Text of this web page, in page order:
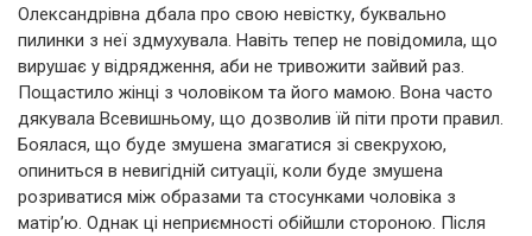
Олександрівна дбала про свою невістку, буквально
пилинки з неї здмухувала. Навіть тепер не повідомила, що
вирушає у відрядження, аби не тривожити зайвий раз.
Пощастило жінці з чоловіком та його мамою. Вона часто
дякувала Всевишньому, що дозволив їй піти проти правил.
Боялася, що буде змушена змагатися зі свекрухою,
опиниться в невигідній ситуації, коли буде змушена
розриватися між образами та стосунками чоловіка з
матір’ю. Однак ці неприємності обійшли стороною. Після